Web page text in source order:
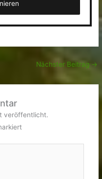
Nächster Beitrag→
veröffentlicht.